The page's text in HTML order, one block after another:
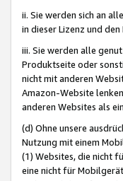
ii. Sie werden sich an
in dieser Lizenz und
iii. Sie werden alle
Produktseite oder
nicht mit anderen
Amazon-Website
anderen Websites als
(d) Ohne unsere
Nutzung mit einem
(1) Websites, die nicht
eine nicht für